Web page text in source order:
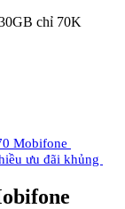
Mobifone
ưu đãi khủng